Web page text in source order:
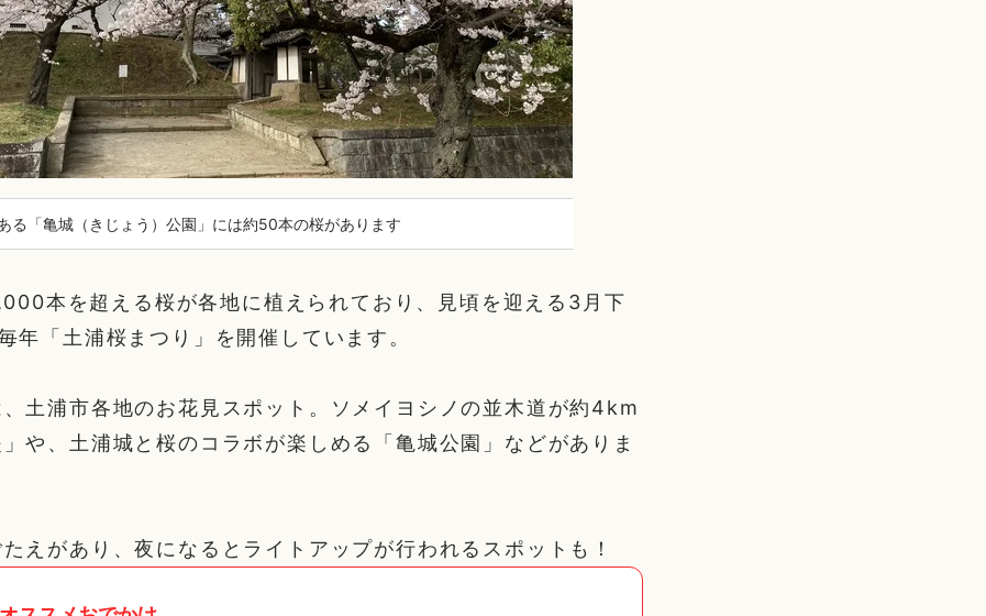
る「亀城（きじょう）公園」には約50本の桜があります
本を超える桜が各地に植えられており、見頃を迎える3月下
年「土浦桜まつり」を開催しています。
土浦市各地のお花見スポット。ソメイヨシノの並木道が約4km
や、土浦城と桜のコラボが楽しめる「亀城公園」などがありま
えがあり、夜になるとライトアップが行われるスポットも！